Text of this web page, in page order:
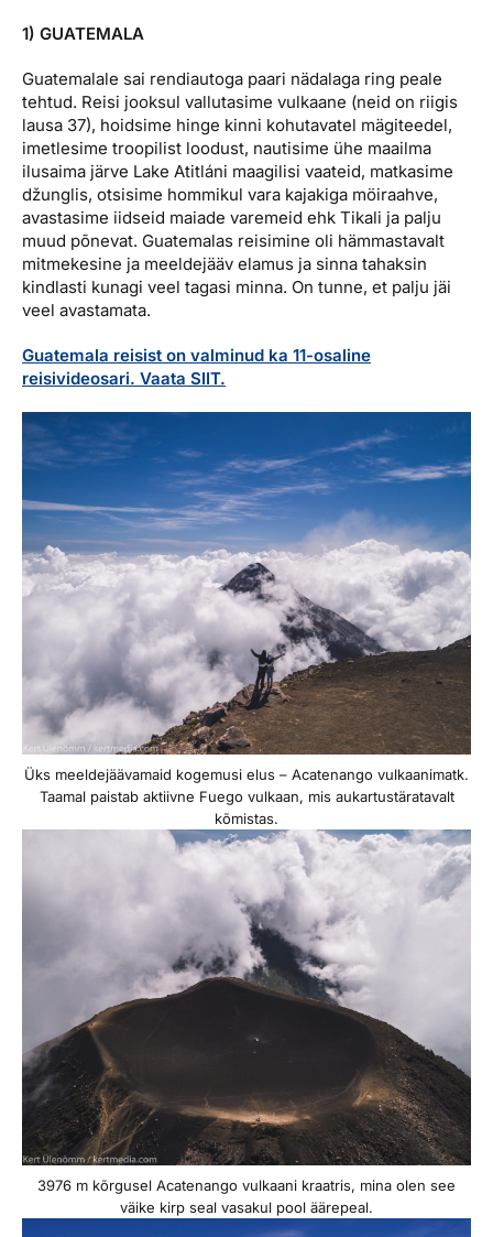
1) GUATEMALA
Guatemalale sai rendiautoga paari nädalaga ring peale
tehtud. Reisi jooksul vallutasime vulkaane (neid on riigis
lausa 37), hoidsime hinge kinni kohutavatel mägiteedel,
imetlesime troopilist loodust, nautisime ühe maailma
ilusaima järve Lake Atitláni maagilisi vaateid, matkasime
džunglis, otsisime hommikul vara kajakiga möiraahve,
avastasime iidseid maiade varemeid ehk Tikali ja palju
muud põnevat. Guatemalas reisimine oli hämmastavalt
mitmekesine ja meeldejääv elamus ja sinna tahaksin
kindlasti kunagi veel tagasi minna. On tunne, et palju jäi
veel avastamata.
Guatemala reisist on valminud ka 11-osaline
reisivideosari. Vaata SIIT.
Üks meeldejäävamaid kogemusi elus – Acatenango vulkaanimatk.
Taamal paistab aktiivne Fuego vulkaan, mis aukartustäratavalt
kõmistas.
3976 m kõrgusel Acatenango vulkaani kraatris, mina olen see
väike kirp seal vasakul pool äärepeal.